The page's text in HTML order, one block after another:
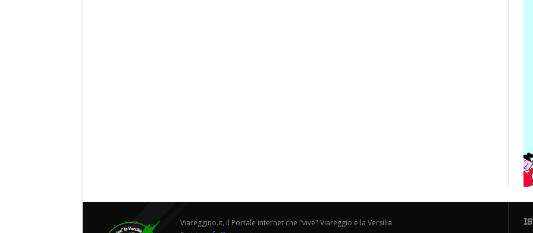
Viareggino.it, il Portale internet che "vive" Viareggio e la Versilia